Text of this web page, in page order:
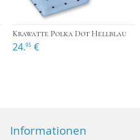
Krawatte Polka Dot Hellblau
24.95 €
Informationen